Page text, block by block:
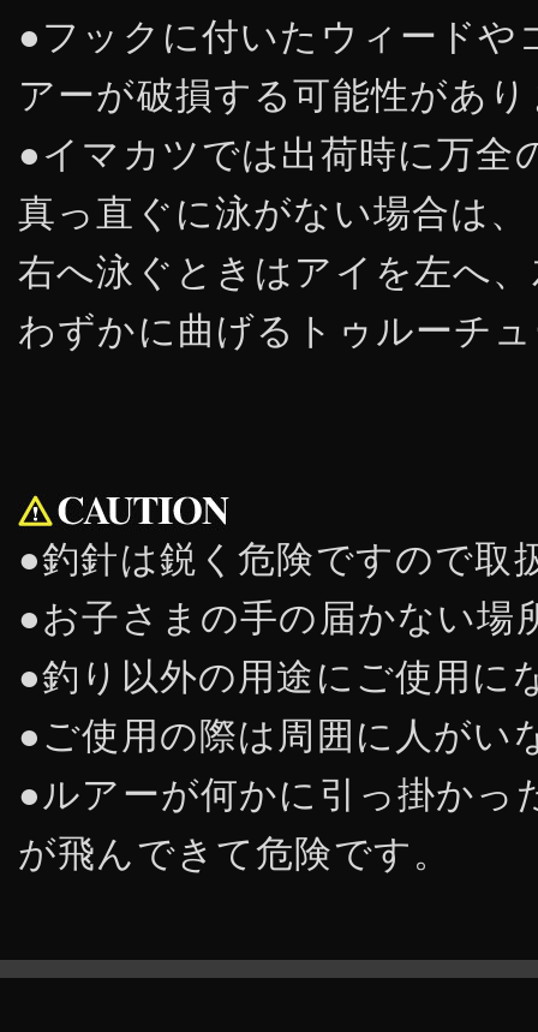
●フックに付いたウィードや
アーが破損する可能性があ
●イマカツでは出荷時に万全
真っ直ぐに泳がない場合は、
右へ泳ぐときはアイを左へ
わずかに曲げるトゥルーチ
●釣針は鋭く危険ですので取
●お子さまの手の届かない場
●釣り以外の用途にご使用に
●ご使用の際は周囲に人がい
●ルアーが何かに引っ掛かっ
が飛んできて危険です。